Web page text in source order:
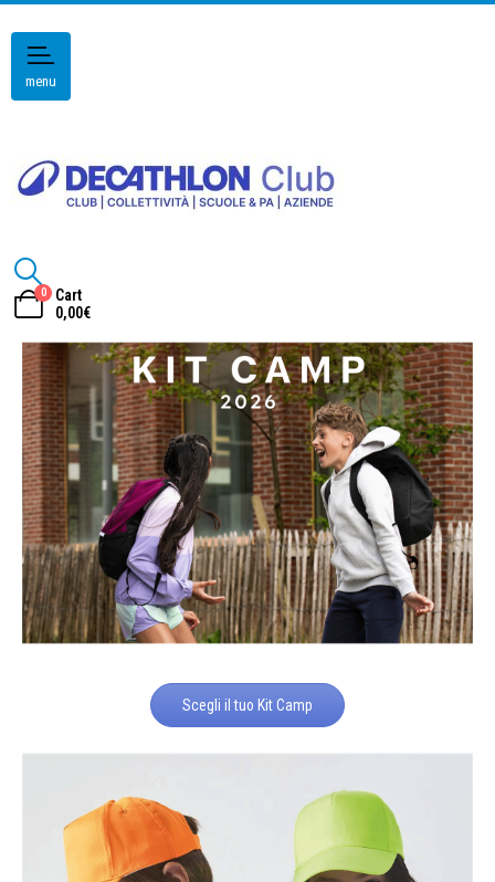
menu
0
Cart
0,00€
Scegli il tuo Kit Camp